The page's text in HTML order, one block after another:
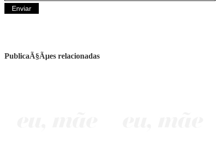
PublicaÃ§Ãµes relacionadas